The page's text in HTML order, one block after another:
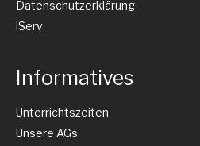
Datenschutzerklärung
iServ
Informatives
Unterrichtszeiten
Unsere AGs